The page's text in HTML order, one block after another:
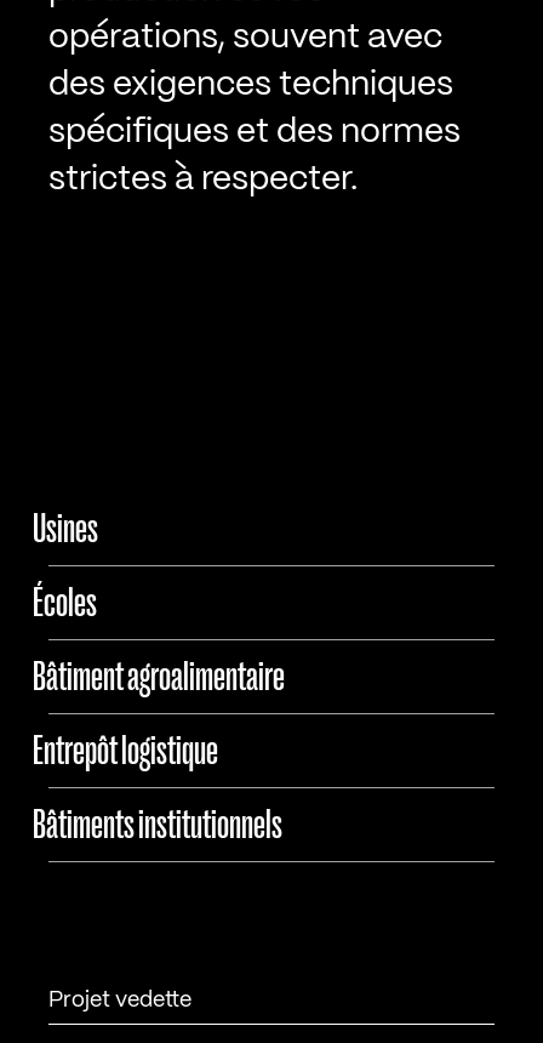
opérations, souvent avec
des exigences techniques
spécifiques et des normes
strictes à respecter.
Usines
Écoles
Bâtiment agroalimentaire
Entrepôt logistique
Bâtiments institutionnels
Projet vedette